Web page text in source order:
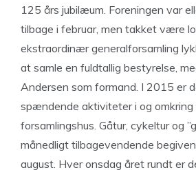
125 års jubilæum. Foreningen var
tilbage i februar, men takket være
ekstraordinær generalforsamling
at samle en fuldtallig bestyrelse,
Andersen som formand. I 2015 er
spændende aktiviteter i og omkring
forsamlingshus. Gåtur, cykeltur og
månedligt tilbagevendende
august. Hver onsdag året rundt er